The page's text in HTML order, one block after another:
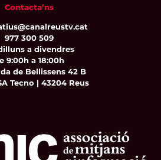
Contacta’ns
977 300 509
a divendres
9:00h a 18:00h
de Bellissens 42 B
Tecno | 43204 Reus